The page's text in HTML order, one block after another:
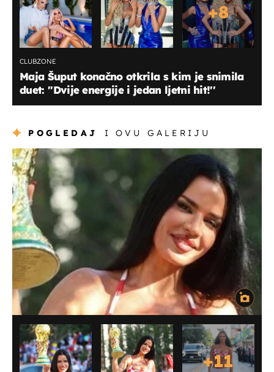
+8
CLUBZONE
Maja Šuput konačno otkrila s kim je snimila
duet: ''Dvije energije i jedan ljetni hit!''
POGLEDAJ I OVU GALERIJU
+11